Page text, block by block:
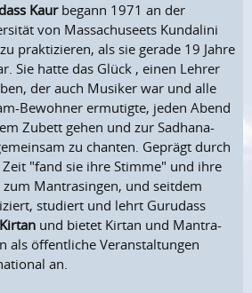
Kaurbegann 1971 an der
von Massachuseets Kundalini
praktizieren, als sie gerade 19 Jahre
Sie hatte das Glück , einen Lehrer
der auch Musiker war und alle
Bewohner ermutigte, jeden Abend
Zubett gehen und zur Sadhana-
zu chanten. Geprägt durch
Zeit "fand sie ihre Stimme" und ihre
zum Mantrasingen, und seitdem
studiert und lehrt Gurudass
Kirtan und bietet Kirtan und Mantra-
als öffentliche Veranstaltungen
an.